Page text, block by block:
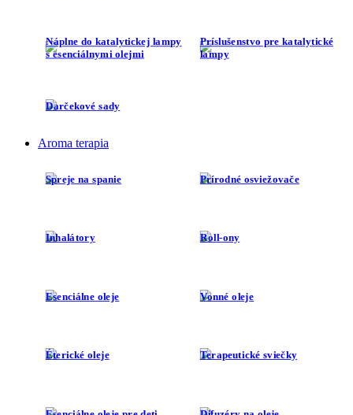
Náplne do katalytickej lampy
s esenciálnymi olejmi
Príslušenstvo pre katalytické
lampy
Darčekové sady
Aroma terapia
Spreje na spanie Prírodné osviežovače
Inhalátory Roll-ony
Esenciálne oleje Vonné oleje
Éterické oleje Terapeutické sviečky